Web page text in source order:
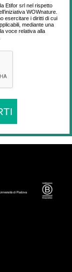
Etifor srl nel rispetto
WOWnature.
esercitare i diritti di cui
mediante una
voce relativa alla